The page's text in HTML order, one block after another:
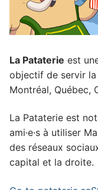
La Pataterie est
objectif de servir
Montréal, Québec,
La Pataterie est
ami·e·s à utiliser
des réseaux
capital et la droite.